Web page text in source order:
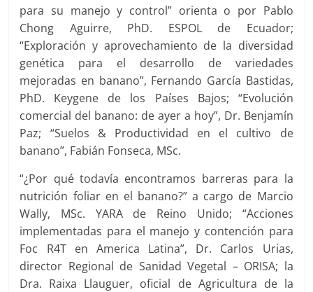
para su manejo y control” orienta o por Pablo
Chong Aguirre, PhD. ESPOL de Ecuador;
“Exploración y aprovechamiento de la diversidad
genética para el desarrollo de variedades
mejoradas en banano”, Fernando García Bastidas,
PhD. Keygene de los Países Bajos; “Evolución
comercial del banano: de ayer a hoy”, Dr. Benjamín
Paz; “Suelos & Productividad en el cultivo de
banano”, Fabián Fonseca, MSc.
“¿Por qué todavía encontramos barreras para la
nutrición foliar en el banano?” a cargo de Marcio
Wally, MSc. YARA de Reino Unido; “Acciones
implementadas para el manejo y contención para
Foc R4T en America Latina”, Dr. Carlos Urias,
director Regional de Sanidad Vegetal – ORISA; la
Dra. Raixa Llauguer, oficial de Agricultura de la